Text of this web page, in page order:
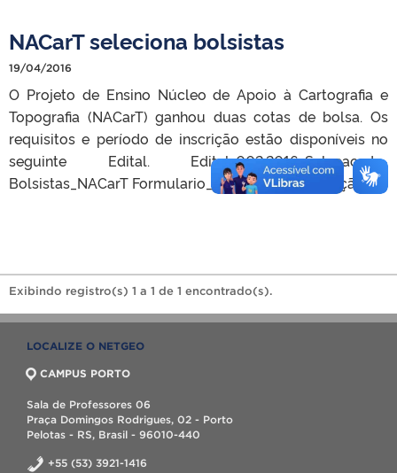
NACarT seleciona bolsistas
19/04/2016
O Projeto de Ensino Núcleo de Apoio à Cartografia e
Topografia (NACarT) ganhou duas cotas de bolsa. Os
requisitos e período de inscrição estão disponíveis no
seguinte Edital. Edital-002.2016-Selecao-de-
Bolsistas_NACarT Formulario_inscricao Classificação
Exibindo registro(s) 1 a 1 de 1 encontrado(s).
LOCALIZE O NETGEO
CAMPUS PORTO
Sala de Professores 06
Praça Domingos Rodrigues, 02 - Porto
Pelotas - RS, Brasil - 96010-440
+55 (53) 3921-1416